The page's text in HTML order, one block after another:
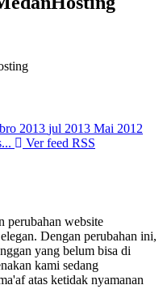
2013 jul 2013 Mai 2012
Ver feed RSS
perubahan website
Dengan perubahan ini,
yang belum bisa di
kami sedang
atas ketidak nyamanan